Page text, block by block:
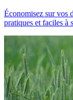
Économisez sur vos
pratiques et faciles à